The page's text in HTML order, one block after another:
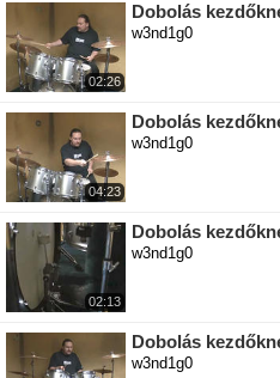
02:26
Dobolás
w3nd1g0
04:23
Dobolás
w3nd1g0
02:13
Dobolás
w3nd1g0
Dobolás
w3nd1g0